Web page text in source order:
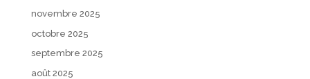
novembre 2025
octobre 2025
septembre 2025
août 2025